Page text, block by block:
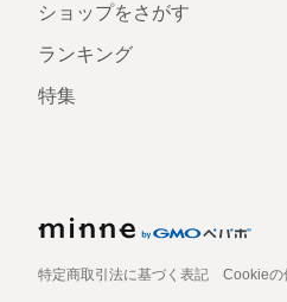
ショップをさがす
ランキング
特集
特定商取引法に基づく表記 Cookieの